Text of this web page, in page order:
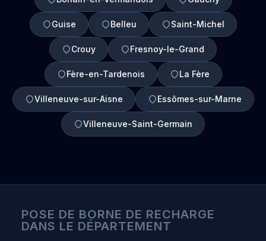
Guise Belleu Saint-Michel
Crouy Fresnoy-le-Grand
Fère-en-Tardenois La Fère
Villeneuve-sur-Aisne Essômes-sur-Marne
Villeneuve-Saint-Germain
POSE DE BORNE DE RECHARGE
DANS LE DÉPARTEMENT